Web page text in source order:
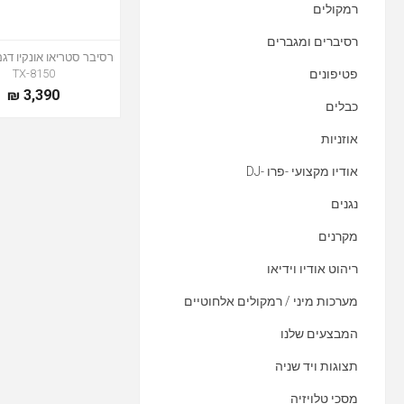
TX-8150
3,390 ₪
רמקולים
רסיברים ומגברים
פטיפונים
כבלים
אוזניות
אודיו מקצועי -פרו -DJ
נגנים
מקרנים
ריהוט אודיו וידיאו
מערכות מיני / רמקולים אלחוטיים
המבצעים שלנו
תצוגות ויד שניה
מסכי טלויזיה